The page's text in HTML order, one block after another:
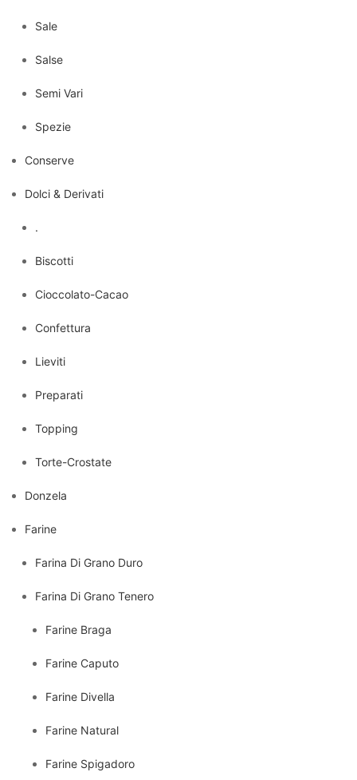
Sale
Salse
Semi Vari
Spezie
Conserve
Dolci & Derivati
.
Biscotti
Cioccolato-Cacao
Confettura
Lieviti
Preparati
Topping
Torte-Crostate
Donzela
Farine
Farina Di Grano Duro
Farina Di Grano Tenero
Farine Braga
Farine Caputo
Farine Divella
Farine Natural
Farine Spigadoro